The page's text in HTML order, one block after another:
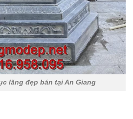
lăng đẹp bán tại An Giang